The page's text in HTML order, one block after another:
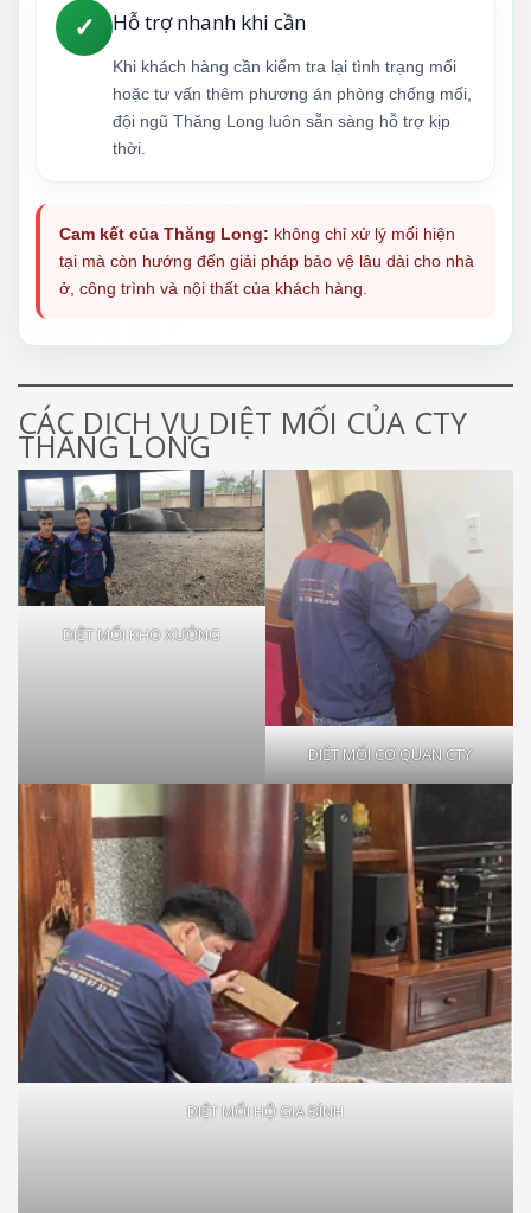
✓ Hỗ trợ nhanh khi cần
Khi khách hàng cần kiểm tra lại tình trạng mối
hoặc tư vấn thêm phương án phòng chống mối,
đội ngũ Thăng Long luôn sẵn sàng hỗ trợ kịp
thời.
Cam kết của Thăng Long: không chỉ xử lý mối hiện
tại mà còn hướng đến giải pháp bảo vệ lâu dài cho nhà
ở, công trình và nội thất của khách hàng.
CÁC DỊCH VỤ DIỆT MỐI CỦA CTY
THĂNG LONG
DIỆT MỐI KHO XƯỞNG
DIỆT MỐI CƠ QUAN CTY
DIỆT MỐI HỘ GIA ĐÌNH